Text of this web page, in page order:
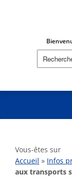
Vous-êtes sur
Accueil » Infos
aux transports